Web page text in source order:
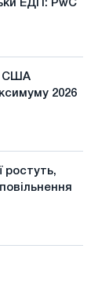
ЕДП: PwC
США
2026
ростуть,